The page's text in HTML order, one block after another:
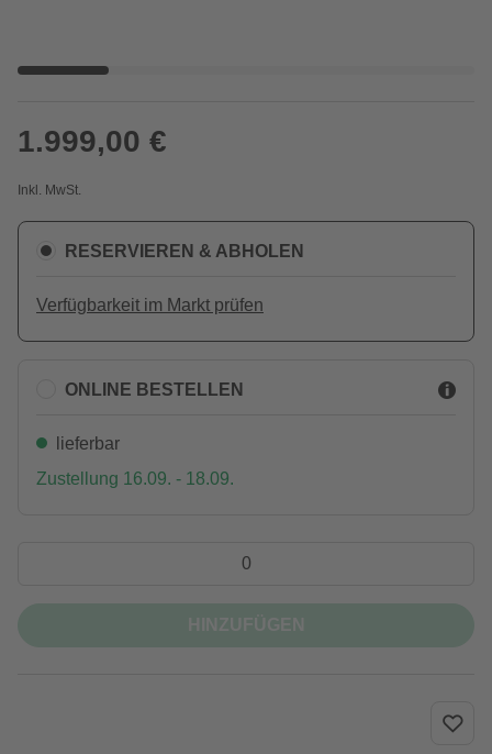
1.999,00 €
Inkl. MwSt.
RESERVIEREN & ABHOLEN
Verfügbarkeit im Markt prüfen
ONLINE BESTELLEN
lieferbar
Zustellung 16.09. - 18.09.